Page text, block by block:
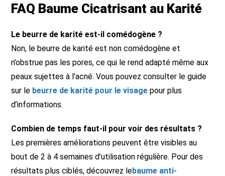
FAQ Baume Cicatrisant au Karité
Le beurre de karité est-il comédogène ?
Non, le beurre de karité est non comédogène et
n’obstrue pas les pores, ce qui le rend adapté même aux
peaux sujettes à l’acné. Vous pouvez consulter le guide
sur le beurre de karité pour le visage pour plus
d’informations.
Combien de temps faut-il pour voir des résultats ?
Les premières améliorations peuvent être visibles au
bout de 2 à 4 semaines d’utilisation régulière. Pour des
résultats plus ciblés, découvrez lebaume anti-